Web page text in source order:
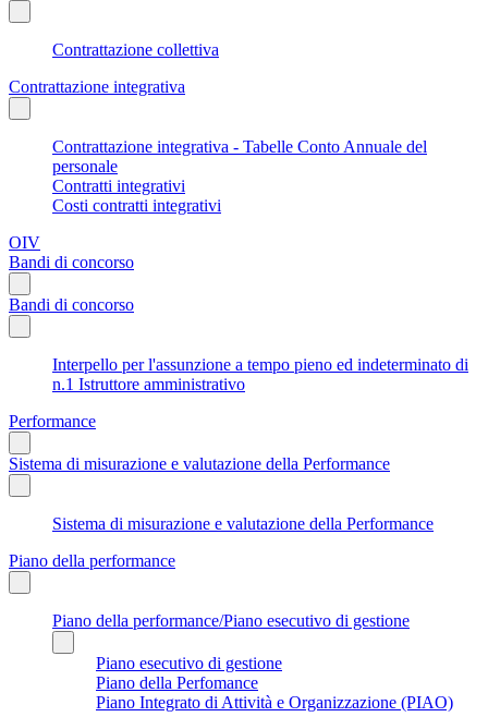
Contrattazione collettiva
Contrattazione integrativa
Contrattazione integrativa - Tabelle Conto Annuale del
personale
Contratti integrativi
Costi contratti integrativi
OIV
Bandi di concorso
Bandi di concorso
Interpello per l'assunzione a tempo pieno ed indeterminato di
n.1 Istruttore amministrativo
Performance
Sistema di misurazione e valutazione della Performance
Sistema di misurazione e valutazione della Performance
Piano della performance
Piano della performance/Piano esecutivo di gestione
Piano esecutivo di gestione
Piano della Perfomance
Piano Integrato di Attività e Organizzazione (PIAO)